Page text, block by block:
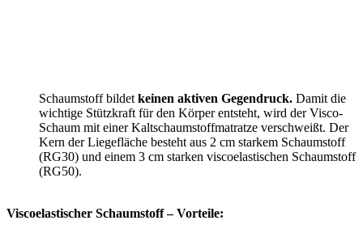
Schaumstoff bildet keinen aktiven Gegendruck. Damit die
wichtige Stützkraft für den Körper entsteht, wird der Visco-
Schaum mit einer Kaltschaumstoffmatratze verschweißt. Der
Kern der Liegefläche besteht aus 2 cm starkem Schaumstoff
(RG30) und einem 3 cm starken viscoelastischen Schaumstoff
(RG50).
Viscoelastischer Schaumstoff – Vorteile: